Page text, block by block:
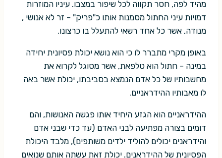
מהיד לפה, חסר תקווה לכל שיפור במצבו. עיניו המוזרות
דמויות עיני החתול מסמנות אותו כ"פריק" – זר לא אנושי ,
מנודה, אשר כל אחד רשאי להתעלל בו כרצונו.
באופן מקרי מתברר לו כי הוא נושא יכולת פסיונית יחידה
במינה – חתול הוא טלפאת, אשר מסוגל לקרוא את
מחשבותיו של כל אדם הנמצא בסביבתו, יכולת אשר באה
לו מאבותיו ההידראניים.
ההידראניים הוא הגזע היחיד אותו פגשה האנושות, והם
דומים בצורה מפתיעה לבני האדם (עד כדי שבני אדם
והידראנים יכולים להוליד ילדים משותפים), מלבד היכולת
הפסיונית של ההידראנים. יכולת זאת עשתה אותם שנואים